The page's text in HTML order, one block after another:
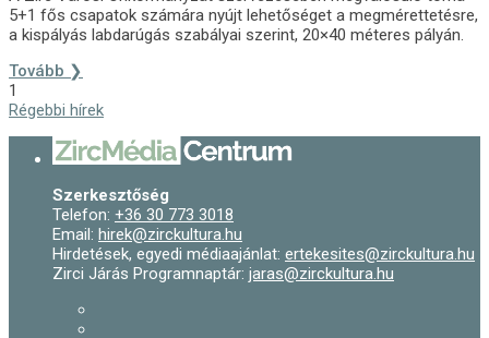
5+1 fős csapatok számára nyújt lehetőséget a megmérettetésre,
a kispályás labdarúgás szabályai szerint, 20×40 méteres pályán.
Tovább ❯
1
Régebbi hírek
Szerkesztőség
Telefon: +36 30 773 3018
Email: hirek@zirckultura.hu
Hirdetések, egyedi médiaajánlat: ertekesites@zirckultura.hu
Zirci Járás Programnaptár: jaras@zirckultura.hu